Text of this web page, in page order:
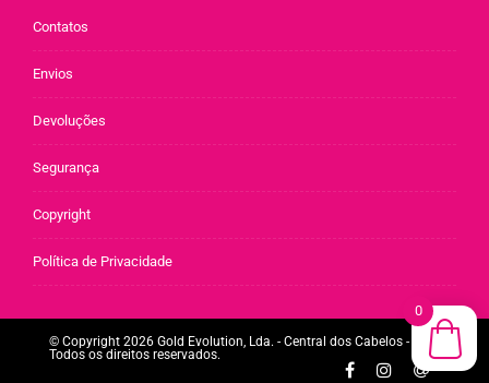
Contatos
Envios
Devoluções
Segurança
Copyright
Política de Privacidade
© Copyright 2026 Gold Evolution, Lda. - Central dos Cabelos -
Todos os direitos reservados.
0